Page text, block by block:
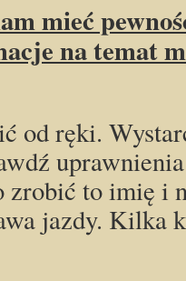
mieć
na temat
od ręki.
zrobić to imię i
jazdy. Kilka